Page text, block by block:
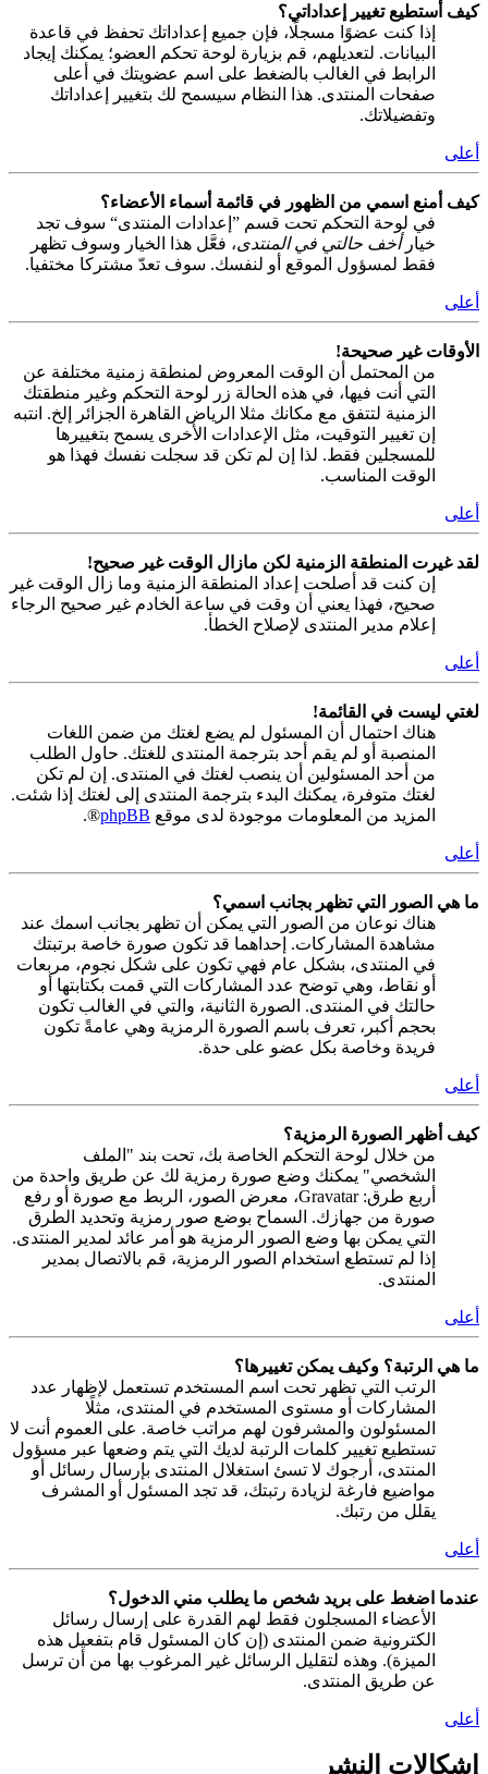
كيف أستطيع تغيير إعداداتي؟
إذا كنت عضوًا مسجلًا، فإن جميع إعداداتك تحفظ في قاعدة
البيانات. لتعديلهم، قم بزيارة لوحة تحكم العضو؛ يمكنك إيجاد
الرابط في الغالب بالضغط على اسم عضويتك في أعلى
صفحات المنتدى. هذا النظام سيسمح لك بتغيير إعداداتك
وتفضيلاتك.
أعلى
كيف أمنع اسمي من الظهور في قائمة أسماء الأعضاء؟
في لوحة التحكم تحت قسم ”إعدادات المنتدى“ سوف تجد
خيارأخف حالتي في المنتدى، فعَّل هذا الخيار وسوف تظهر
فقط لمسؤول الموقع أو لنفسك. سوف تعدّ مشتركا مختفيا.
أعلى
الأوقات غير صحيحة!
من المحتمل أن الوقت المعروض لمنطقة زمنية مختلفة عن
التي أنت فيها، في هذه الحالة زر لوحة التحكم وغير منطقتك
الزمنية لتتفق مع مكانك مثلا الرياض القاهرة الجزائر إلخ. انتبه
إن تغيير التوقيت، مثل الإعدادات الأخرى يسمح بتغييرها
للمسجلين فقط. لذا إن لم تكن قد سجلت نفسك فهذا هو
الوقت المناسب.
أعلى
لقد غيرت المنطقة الزمنية لكن مازال الوقت غير صحيح!
إن كنت قد أصلحت إعداد المنطقة الزمنية وما زال الوقت غير
صحيح، فهذا يعني أن وقت في ساعة الخادم غير صحيح الرجاء
إعلام مدير المنتدى لإصلاح الخطأ.
أعلى
لغتي ليست في القائمة!
هناك احتمال أن المسئول لم يضع لغتك من ضمن اللغات
المنصبة أو لم يقم أحد بترجمة المنتدى للغتك. حاول الطلب
من أحد المسئولين أن ينصب لغتك في المنتدى. إن لم تكن
لغتك متوفرة، يمكنك البدء بترجمة المنتدى إلى لغتك إذا شئت.
المزيد من المعلومات موجودة لدى موقع phpBB
®.
أعلى
ما هي الصور التي تظهر بجانب اسمي؟
هناك نوعان من الصور التي يمكن أن تظهر بجانب اسمك عند
مشاهدة المشاركات. إحداهما قد تكون صورة خاصة برتبتك
في المنتدى، بشكل عام فهي تكون على شكل نجوم، مربعات
أو نقاط، وهي توضح عدد المشاركات التي قمت بكتابتها أو
حالتك في المنتدى. الصورة الثانية، والتي في الغالب تكون
بحجم أكبر، تعرف باسم الصورة الرمزية وهي عامةً تكون
فريدة وخاصة بكل عضو على حدة.
أعلى
كيف أظهر الصورة الرمزية؟
من خلال لوحة التحكم الخاصة بك، تحت بند "الملف
الشخصي" يمكنك وضع صورة رمزية لك عن طريق واحدة من
أربع طرق: Gravatar، معرض الصور، الربط مع صورة أو رفع
صورة من جهازك. السماح بوضع صور رمزية وتحديد الطرق
التي يمكن بها وضع الصور الرمزية هو أمر عائد لمدير المنتدى.
إذا لم تستطع استخدام الصور الرمزية، قم بالاتصال بمدير
المنتدى.
أعلى
ما هي الرتبة؟ وكيف يمكن تغييرها؟
الرتب التي تظهر تحت اسم المستخدم تستعمل لإظهار عدد
المشاركات أو مستوى المستخدم في المنتدى، مثلًا
المسئولون والمشرفون لهم مراتب خاصة. على العموم أنت لا
تستطيع تغيير كلمات الرتبة لديك التي يتم وضعها عبر مسؤول
المنتدى، أرجوك لا تسئ استغلال المنتدى بإرسال رسائل أو
مواضيع فارغة لزيادة رتبتك، قد تجد المسئول أو المشرف
يقلل من رتبك.
أعلى
عندما اضغط على بريد شخص ما يطلب مني الدخول؟
الأعضاء المسجلون فقط لهم القدرة على إرسال رسائل
الكترونية ضمن المنتدى (إن كان المسئول قام بتفعيل هذه
الميزة). وهذه لتقليل الرسائل غير المرغوب بها من أن ترسل
عن طريق المنتدى.
أعلى
إشكالات النشر